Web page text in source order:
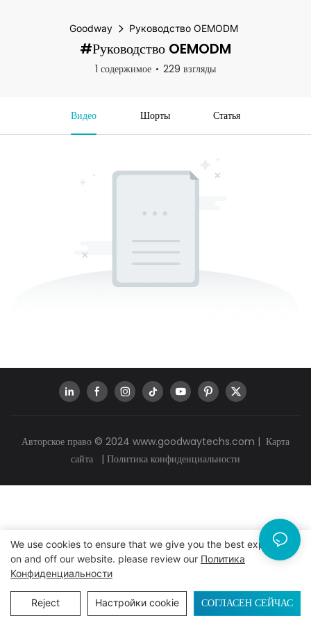
Goodway Руководство OEMODM
#Руководство OEMODM
1 содержимое 229 взгляды
Видео Шорты Статья
Авторское право © 2024 www.goodwaytechs.com | Карта
сайта
| Политика конфиденциальности
We use cookies to ensure that we give you the best experience
on and off our website. please review our Политика
Конфиденциальности
Reject Настройки cookie СОГЛАСЕН СЕЙЧАС